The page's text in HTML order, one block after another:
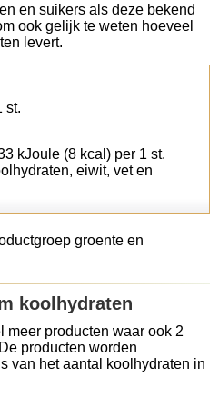
en suikers als deze bekend
ook gelijk te weten hoeveel
levert.
st.
kJoule (8 kcal) per 1 st.
eiwit, vet en
groente en
koolhydraten
meer producten waar ook 2
producten worden
van het aantal koolhydraten in